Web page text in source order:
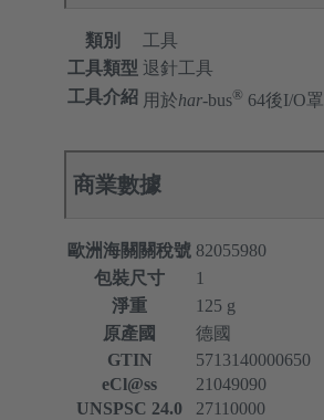
類別
工具
工具類型 退針工具
工具介紹 用於har-bus® 64後I/O罩
商業數據
歐洲海關關稅號 82055980
包裝尺寸
1
淨重
125 g
原產國
德國
GTIN
5713140000650
eCl@ss
21049090
UNSPSC 24.0
27110000